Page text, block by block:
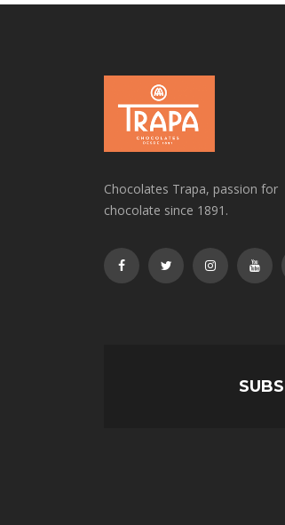
Chocolates Trapa, passion for
chocolate since 1891.